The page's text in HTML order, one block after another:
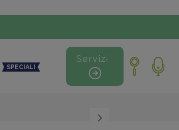
SPECIALI
Servizi